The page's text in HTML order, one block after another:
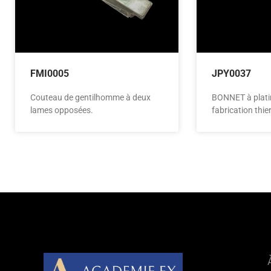
FMI0005
Couteau de gentilhomme à deux
lames opposées.
JPY0037
BONNET à
fabrication